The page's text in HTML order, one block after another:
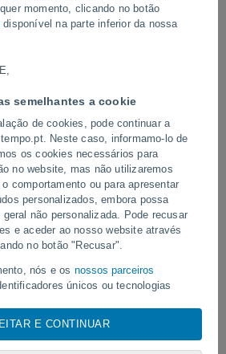
momento, clicando no botão
disponível na parte inferior da nossa
semelhantes a cookie
de cookies, pode continuar a
Neste caso, informamo-lo de
os cookies necessários para
no website, mas não utilizaremos
comportamento ou para apresentar
personalizados, embora possa
não personalizada. Pode recusar
e aceder ao nosso website através
no botão "Recusar".
nós e os nossos parceiros
únicos ou tecnologias
cookies. É possível que alguns
E CONTINUAR
trabalhando para remover os
os serviços.
áreas
Tornado atinge Piraí do